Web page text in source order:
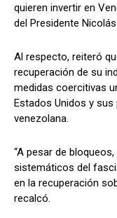
quieren invertir en
del Presidente
Al respecto, reiteró
recuperación de su
medidas coercitivas
Estados Unidos y
venezolana.
“A pesar de
sistemáticos del
en la recuperación
recalcó.